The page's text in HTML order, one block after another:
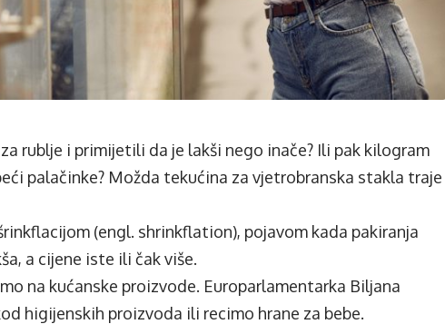
rublje i primijetili da je lakši nego inače? Ili pak kilogram
palačinke? Možda tekućina za vjetrobranska stakla traje
(engl. shrinkflation), pojavom kada pakiranja
a cijene iste ili čak više.
na kućanske proizvode. Europarlamentarka Biljana
higijenskih proizvoda ili recimo hrane za bebe.